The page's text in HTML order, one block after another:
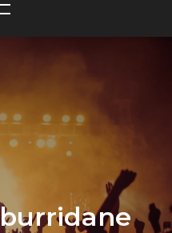
burridane